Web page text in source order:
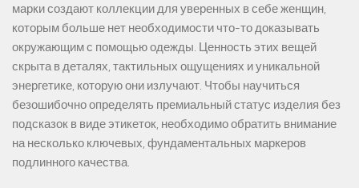
марки создают коллекции для уверенных в себе женщин,
которым больше нет необходимости что-то доказывать
окружающим с помощью одежды. Ценность этих вещей
скрыта в деталях, тактильных ощущениях и уникальной
энергетике, которую они излучают. Чтобы научиться
безошибочно определять премиальный статус изделия без
подсказок в виде этикеток, необходимо обратить внимание
на несколько ключевых, фундаментальных маркеров
подлинного качества.